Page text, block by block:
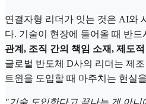
연결자형 리더가 잇는 것은 AI와
다. 기술이 현장에 들어올 때 반드
관계, 조직 간의 책임 소재, 제도
글로벌 반도체 D사의 리더는 제
트윈을 도입할 때 마주치는 현실
"기술 도입한다고 끝나는 게 아